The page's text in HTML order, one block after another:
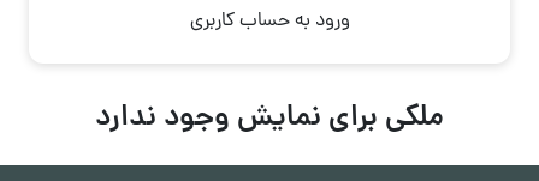
ورود به حساب کاربری
ملکی برای نمایش وجود ندارد